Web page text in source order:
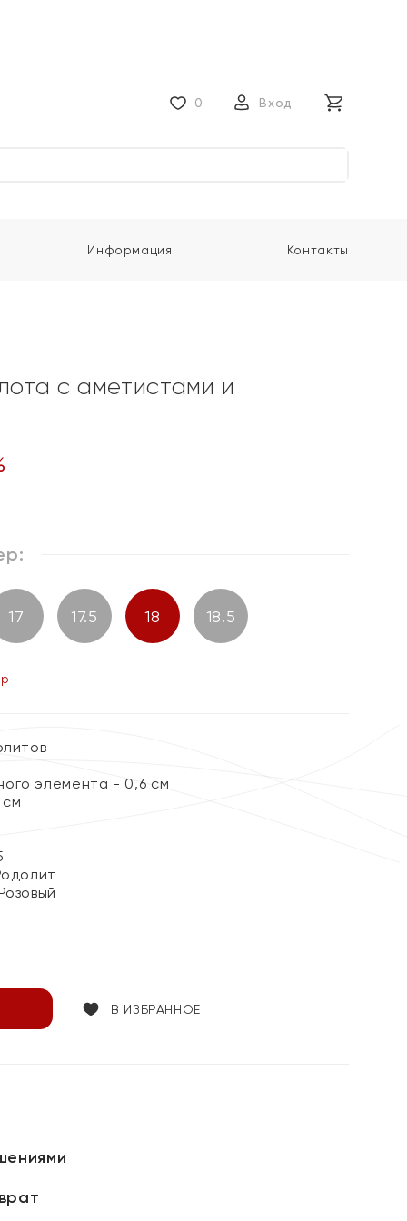
0 Вход
Информация Контакты
с аметистами и
17 17.5 18 18.5
элемента - 0,6 см
В ИЗБРАННОЕ